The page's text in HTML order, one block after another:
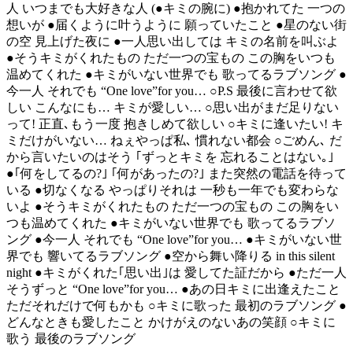
人 いつまでも大好きな人 (●キミの腕に) ●抱かれてた 一つの
想いが ●届くように叶うように 願っていたこと ●星のない街
の空 見上げた夜に ●一人思い出しては キミの名前を叫ぶよ
●そうキミがくれたもの ただ一つの宝もの この胸をいつも
温めてくれた ●キミがいない世界でも 歌ってるラブソング ●
今一人 それでも “One love”for you… ○P.S 最後に言わせて欲
しい こんなにも… キミが愛しい… ○思い出がまだ足りない
って! 正直､もう一度 抱きしめて欲しい ○キミに逢いたい! キ
ミだけがいない… ねぇやっぱ私､ 慣れない都会 ○ごめん､ だ
から言いたいのはそう ｢ずっとキミを 忘れることはない｡｣
●｢何をしてるの?｣ ｢何があったの?｣ また突然の電話を待って
いる ●切なくなる やっぱりそれは 一秒も一年でも変わらな
いよ ●そうキミがくれたもの ただ一つの宝もの この胸をい
つも温めてくれた ●キミがいない世界でも 歌ってるラブソ
ング ●今一人 それでも “One love”for you… ●キミがいない世
界でも 響いてるラブソング ●空から舞い降りる in this silent
night ●キミがくれた｢思い出｣は 愛してた証だから ●ただ一人
そうずっと “One love”for you… ●あの日キミに出逢えたこと
ただそれだけで何もかも ○キミに歌った 最初のラブソング ●
どんなときも愛したこと かけがえのないあの笑顔 ○キミに
歌う 最後のラブソング